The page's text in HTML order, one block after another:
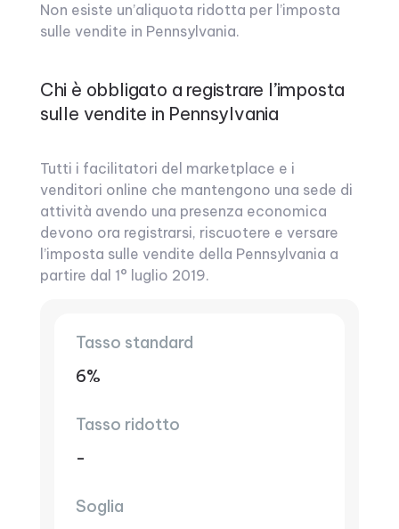
Non esiste un’aliquota ridotta per l’imposta
sulle vendite in Pennsylvania.
Chi è obbligato a registrare l’imposta
sulle vendite in Pennsylvania
Tutti i facilitatori del marketplace e i
venditori online che mantengono una sede di
attività avendo una presenza economica
devono ora registrarsi, riscuotere e versare
l’imposta sulle vendite della Pennsylvania a
partire dal 1° luglio 2019.
Tasso standard
6%
Tasso ridotto
-
Soglia